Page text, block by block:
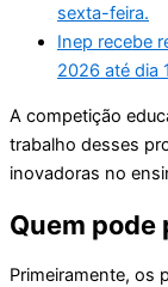
sexta-feira.
Inep recebe
2026 até dia
A competição
trabalho desses
inovadoras no
Quem
Primeiramente, os